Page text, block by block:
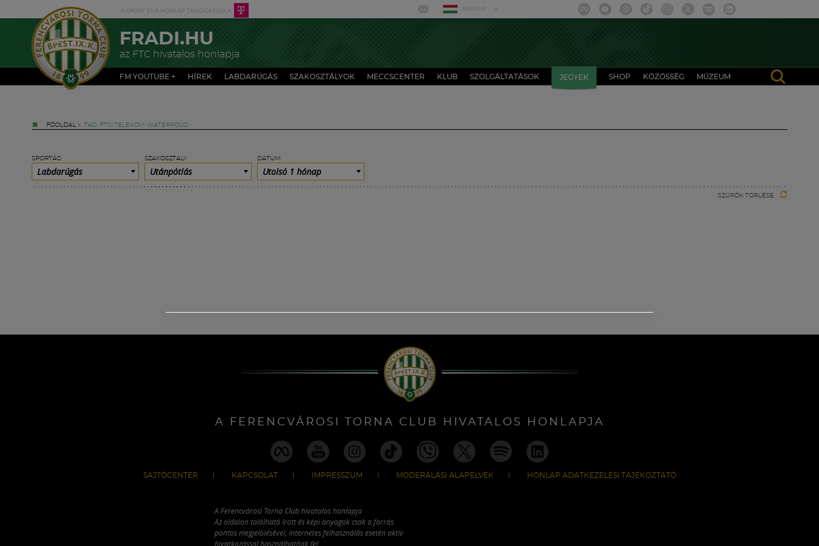
MAGYAR
FRADI.HU
az FTC hivatalos honlapja
FM YOUTUBE + HÍREK LABDARÚGÁS SZAKOSZTÁLYOK MECCSCENTER KLUB SZOLGÁLTATÁSOK JEGYEK SHOP KÖZÖSSÉG MÚZEUM
FŐOLDAL » TAG: FTC-TELEKOM WATERPOLO
SPORTÁG
Labdarúgás
SZAKOSZTÁLY
Utánpótlás
DÁTUM
Utolsó 1 hónap
SZŰRŐK TÖRLÉSE
A FERENCVÁROSI TORNA CLUB HIVATALOS HONLAPJA
SAJTÓCENTER KAPCSOLAT IMPRESSZUM MODERÁLÁSI ALAPELVEK HONLAP ADATKEZELÉSI TÁJÉKOZTATÓ
A Ferencvárosi Torna Club hivatalos honlapja
Az oldalon található írott és képi anyagok csak a forrás
pontos megjelölésével, internetes felhasználás esetén aktív
hivatkozással használhatóak fel.